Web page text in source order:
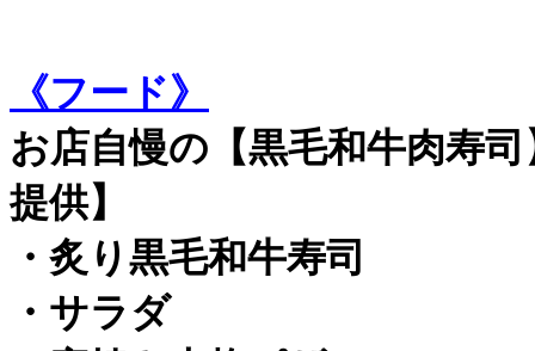
《フード》
お店自慢の【黒毛和牛肉寿
提供】
・炙り黒毛和牛寿司
・サラダ